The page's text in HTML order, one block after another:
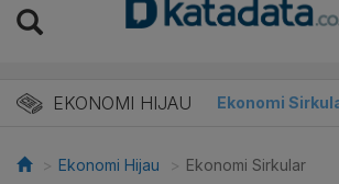
EKONOMI HIJAU
Energi Baru Ekonomi
Ekonomi Hijau Ekonomi Sirkular